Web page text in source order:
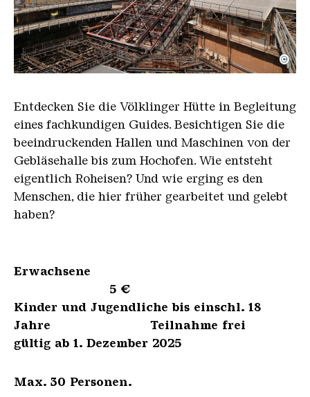
Der Erzschrägaufzug der Völklinger Hütte mit
Copyright: Weltkulturerbe Völklinger Hütte | Karl
©
Entdecken Sie die Völklinger Hütte in Begleitung
eines fachkundigen Guides. Besichtigen Sie die
beeindruckenden Hallen und Maschinen von der
Gebläsehalle bis zum Hochofen. Wie entsteht
eigentlich Roheisen? Und wie erging es den
Menschen, die hier früher gearbeitet und gelebt
haben?
Erwachsene
5 €
Kinder und Jugendliche bis einschl. 18
Jahre Teilnahme frei
gültig ab 1. Dezember 2025
Max. 30 Personen.